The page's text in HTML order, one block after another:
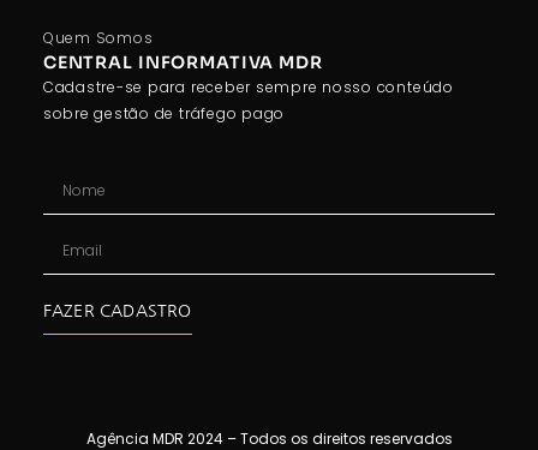
Quem Somos
CENTRAL INFORMATIVA MDR
Cadastre-se para receber sempre nosso conteúdo
sobre gestão de tráfego pago
FAZER CADASTRO
Agência MDR 2024 – Todos os direitos reservados